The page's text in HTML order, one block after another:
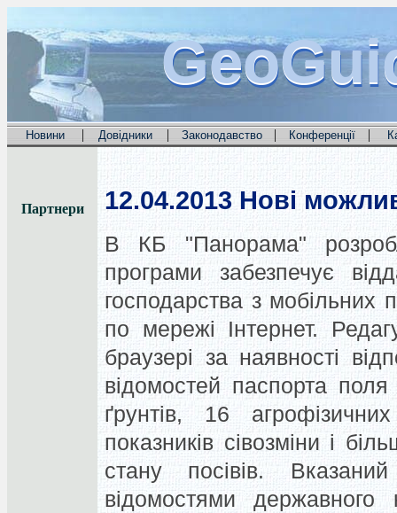
Новини | Довідники | Законодавство | Конференції |
Партнери 12.04.2013 Нові
В КБ "Панорама"
програми забезпечує
господарства з мобільних
по мережі Інтернет.
браузері за наявності
відомостей паспорта поля
ґрунтів, 16
показників сівозміни і
стану посівів.
відомостями державного